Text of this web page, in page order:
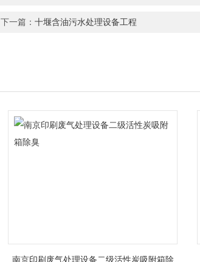
下一篇：十堰含油污水处理设备工程
南京印刷废气处理设备二级活性炭吸附箱除